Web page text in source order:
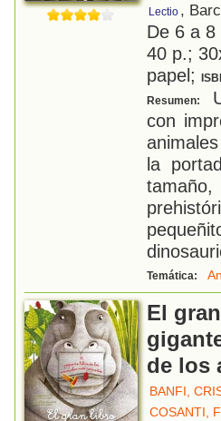
Lectio ,
De 6 a
40 p.;
papel;
Resumen:
con
la
Temática:
El
de los
BANFI,
COSANTI,